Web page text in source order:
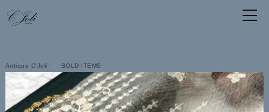
Antique C'Joli SOLD ITEMS